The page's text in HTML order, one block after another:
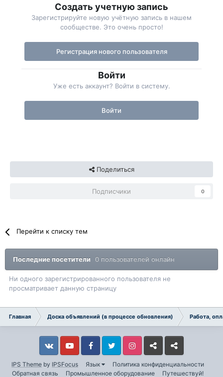
Создать учетную запись
Зарегистрируйте новую учётную запись в нашем
сообществе. Это очень просто!
Регистрация нового пользователя
Войти
Уже есть аккаунт? Войти в систему.
Войти
Поделиться
Подписчики 0
Перейти к списку тем
Последние посетители 0 пользователей онлайн
Ни одного зарегистрированного пользователя не
просматривает данную страницу
Главная Доска объявлений (в процессе обновления) Работа,
IPS Theme by IPSFocus Язык
Политика конфиденциальности
Обратная связь
Промышленное оборудование Путешествуй!
VkontakteYouTube FacebookTwitter InstagramLivejournalOdnoklassniki